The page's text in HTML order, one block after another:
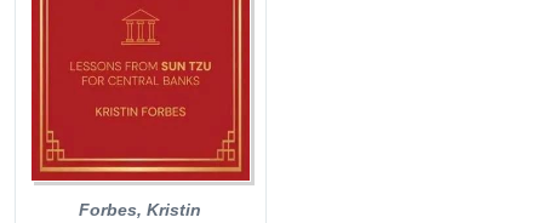
Forbes, Kristin